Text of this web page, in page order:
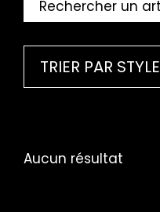
TRIER PAR STYLE
Aucun résultat